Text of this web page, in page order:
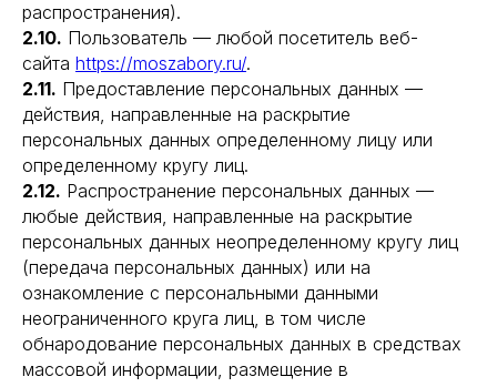
распространения).
2.10. Пользователь — любой посетитель веб-
сайта https://moszabory.ru/.
2.11. Предоставление персональных данных —
действия, направленные на раскрытие
персональных данных определенному лицу или
определенному кругу лиц.
2.12. Распространение персональных данных —
любые действия, направленные на раскрытие
персональных данных неопределенному кругу лиц
(передача персональных данных) или на
ознакомление с персональными данными
неограниченного круга лиц, в том числе
обнародование персональных данных в средствах
массовой информации, размещение в